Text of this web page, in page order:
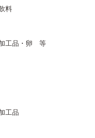
料
工品・卵 等
工品